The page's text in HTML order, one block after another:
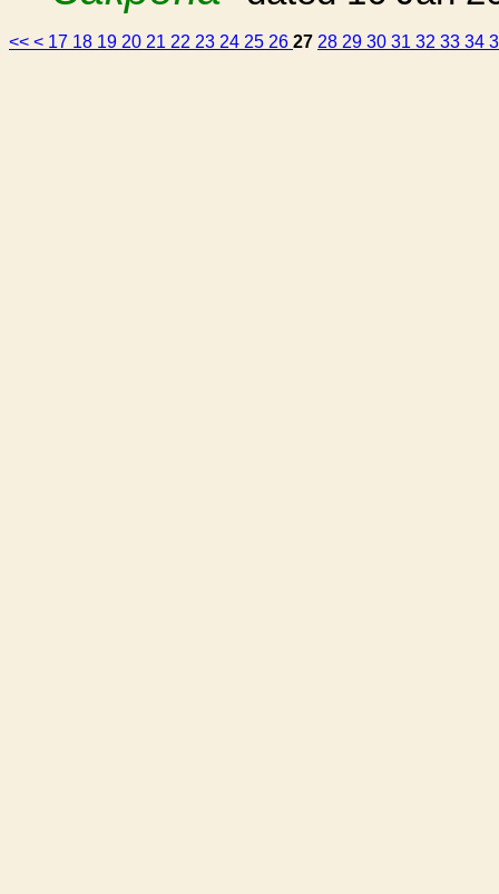
<< < 17 18 19 20 21 22 23 24 25 26 27 28 29 30 31 32 33 34